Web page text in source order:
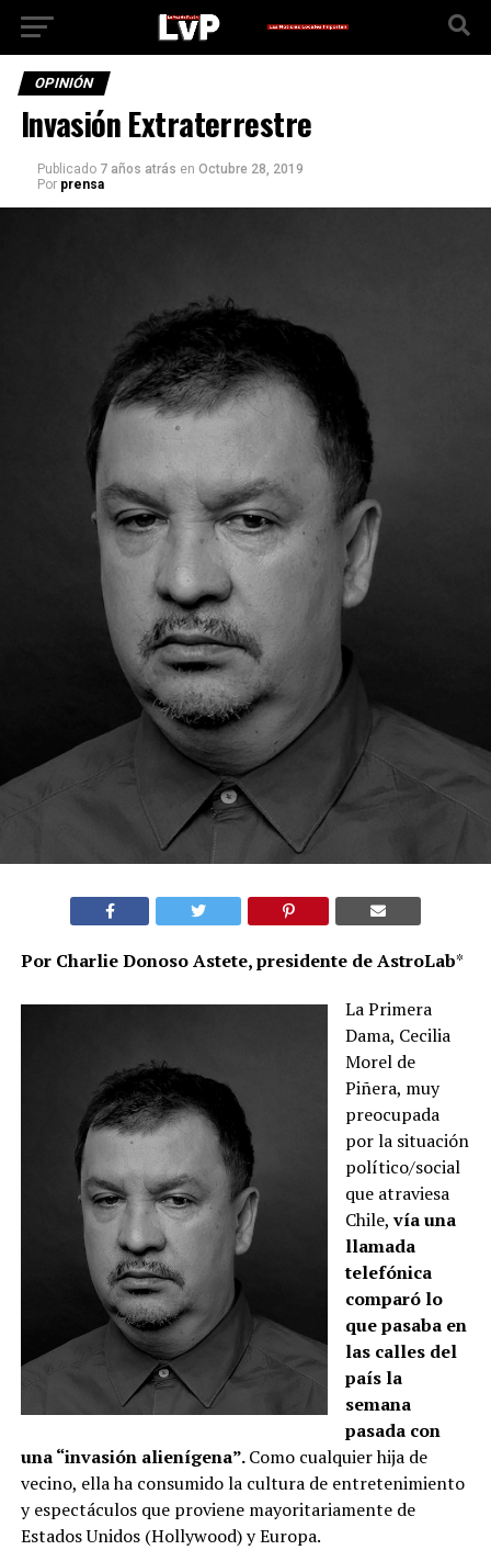
OPINIÓN
Invasión Extraterrestre
Publicado 7 años atrás en Octubre 28, 2019
Por prensa
Por Charlie Donoso Astete, presidente de AstroLab*
La Primera
Dama, Cecilia
Morel de
Piñera, muy
preocupada
por la situación
político/social
que atraviesa
Chile,vía una
llamada
telefónica
comparó lo
que pasaba en
las calles del
país la
semana
pasada con
una “invasión alienígena”.Como cualquier hija de
vecino, ella ha consumido la cultura de entretenimiento
y espectáculos que proviene mayoritariamente de
Estados Unidos (Hollywood) y Europa.